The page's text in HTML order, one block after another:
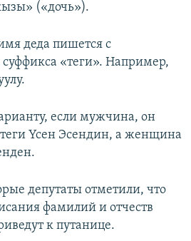
(«дочь»).
деда пишется с
«теги». Например,
если мужчина, он
Үсен Эсендин, а женщина
депутаты отметили, что
фамилий и отчеств
к путанице.